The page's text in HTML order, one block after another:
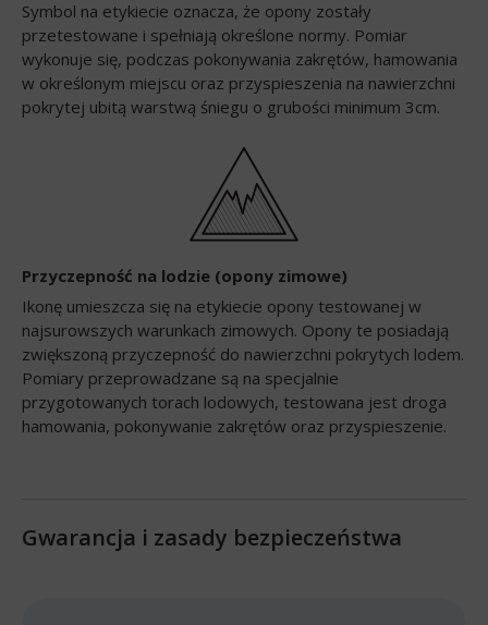
Symbol na etykiecie oznacza, że opony zostały
przetestowane i spełniają określone normy. Pomiar
wykonuje się, podczas pokonywania zakrętów, hamowania
w określonym miejscu oraz przyspieszenia na nawierzchni
pokrytej ubitą warstwą śniegu o grubości minimum 3cm.
Przyczepność na lodzie (opony zimowe)
Ikonę umieszcza się na etykiecie opony testowanej w
najsurowszych warunkach zimowych. Opony te posiadają
zwiększoną przyczepność do nawierzchni pokrytych lodem.
Pomiary przeprowadzane są na specjalnie
przygotowanych torach lodowych, testowana jest droga
hamowania, pokonywanie zakrętów oraz przyspieszenie.
Gwarancja i zasady bezpieczeństwa